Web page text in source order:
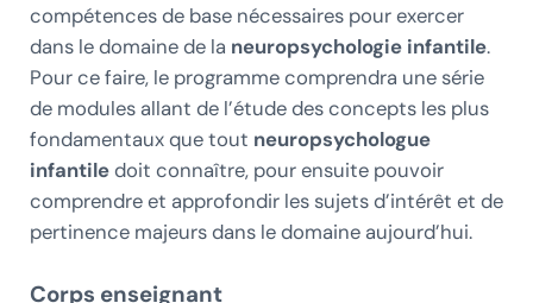
compétences de base nécessaires pour exercer
dans le domaine de la neuropsychologie infantile.
Pour ce faire, le programme comprendra une série
de modules allant de l’étude des concepts les plus
fondamentaux que tout neuropsychologue
infantiledoit connaître, pour ensuite pouvoir
comprendre et approfondir les sujets d’intérêt et de
pertinence majeurs dans le domaine aujourd’hui.
Corps enseignant